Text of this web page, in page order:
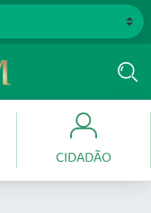
CIDADÃO